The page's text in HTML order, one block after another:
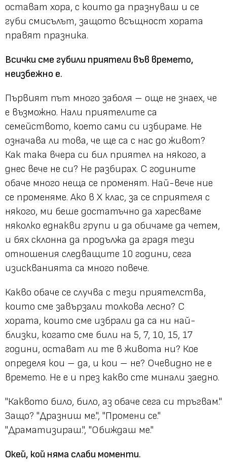
остават хора, с които да празнуваш и се
губи смисълът, защото всъщност хората
правят празника.
Всички сме губили приятели във времето,
неизбежно е.
Първият път много заболя – още не знаех, че
е възможно. Нали приятелите са
семейството, което сами си избираме. Не
означава ли това, че ще са с нас до живот?
Как така вчера си бил приятел на някого, а
днес вече не си? Не разбирах. С годините
обаче много неща се променят. Най-вече ние
се променяме. Ако в X клас, за се сприятеля с
някого, ми беше достатъчно да харесваме
няколко еднакви групи и да обичаме да четем,
и бях склонна да продължа да градя тези
отношения следващите 10 години, сега
изискванията са много повече.
Какво обаче се случва с тези приятелства,
които сме завързали толкова лесно? С
хората, които сме избрали да са ни най-
близки, когато сме били на 5, 7, 10, 15, 17
години, остават ли те в живота ни? Кое
определя кои – да, и кои – не? Очевидно не е
времето. Не е и през какво сте минали заедно.
"Каквото било, било, аз обаче сега си тръгвам."
Защо? "Дразниш ме.", "Промени се."
"Драматизираш.", "Обиждаш ме."
Окей, кой няма слаби моменти.